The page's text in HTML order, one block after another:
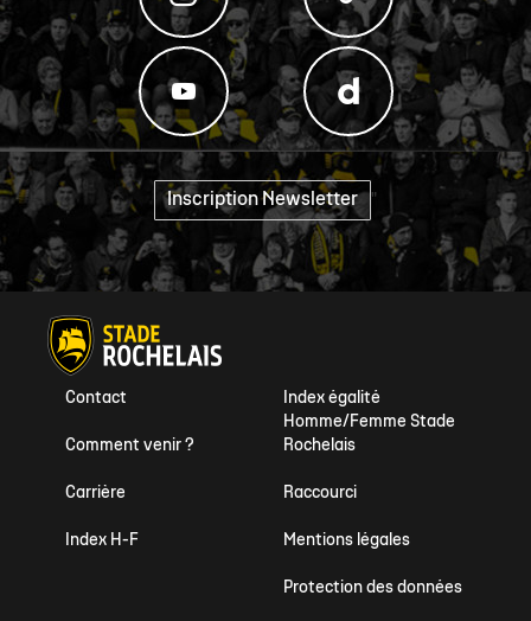
Inscription Newsletter "
Index égalité
Homme/Femme Stade
Rochelais
Contact
Comment venir ?
Raccourci
Carrière
Mentions légales
Index H-F
Protection des données